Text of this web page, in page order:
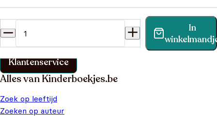
In
Vind binnen no-time antwoord op je vraag op onze
klantenservice pagina.
Klantenservice
Alles van Kinderboekjes.be
Zoek op leeftijd
Zoeken op auteur